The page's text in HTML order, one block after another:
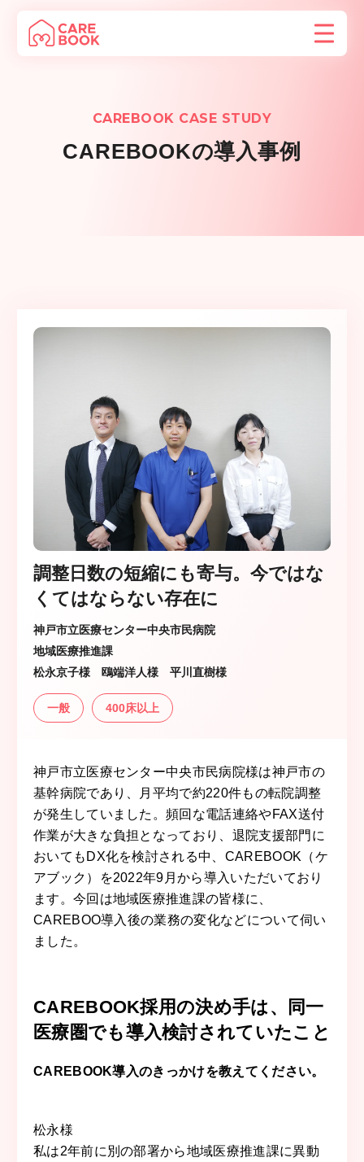
CAREBOOK CASE STUDY
CAREBOOKの導入事例
調整日数の短縮にも寄与。今ではな
くてはならない存在に
神戸市立医療センター中央市民病院
地域医療推進課
松永京子様 鴎端洋人様 平川直樹様
一般 400床以上
神戸市立医療センター中央市民病院様は神戸市の
基幹病院であり、月平均で約220件もの転院調整
が発生していました。頻回な電話連絡やFAX送付
作業が大きな負担となっており、退院支援部門に
おいてもDX化を検討される中、CAREBOOK（ケ
アブック）を2022年9月から導入いただいており
ます。今回は地域医療推進課の皆様に、
CAREBOO導入後の業務の変化などについて伺い
ました。
CAREBOOK採用の決め手は、同一
医療圏でも導入検討されていたこと
CAREBOOK導入のきっかけを教えてください。
松永様
私は2年前に別の部署から地域医療推進課に異動